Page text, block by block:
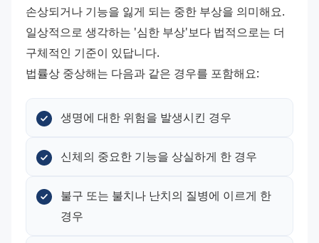
손상되거나 기능을 잃게 되는 중한 부상을 의미해요.
일상적으로 생각하는 '심한 부상'보다 법적으로는 더
구체적인 기준이 있답니다.
법률상 중상해는 다음과 같은 경우를 포함해요:
생명에 대한 위험을 발생시킨 경우
신체의 중요한 기능을 상실하게 한 경우
불구 또는 불치나 난치의 질병에 이르게 한
경우